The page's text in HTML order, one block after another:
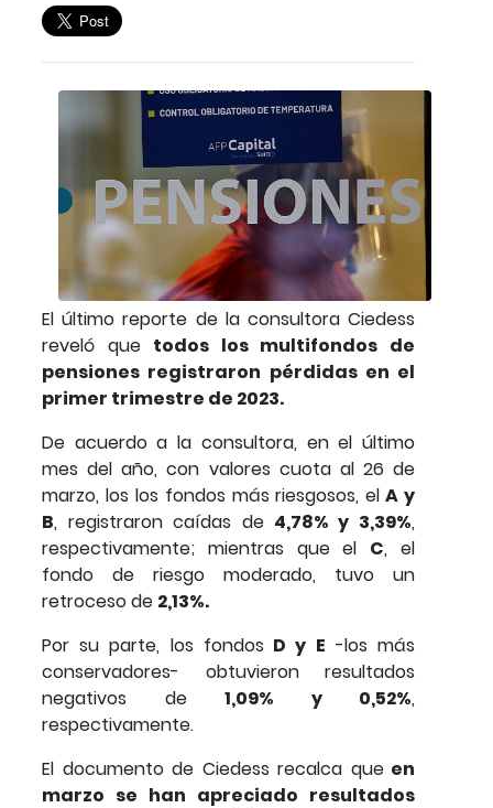
El último reporte de la consultora Ciedess
reveló que todos los multifondos de
pensiones registraron pérdidas en el
primer trimestre de 2023.
De acuerdo a la consultora, en el último
mes del año, con valores cuota al 26 de
marzo, los los fondos más riesgosos, el A y
B, registraron caídas de 4,78% y 3,39%,
respectivamente; mientras que el C, el
fondo de riesgo moderado, tuvo un
retroceso de 2,13%.
Por su parte, los fondos D y E -los más
conservadores- obtuvieron resultados
negativos de 1,09% y 0,52%,
respectivamente.
El documento de Ciedess recalca queen
marzo se han apreciado resultados